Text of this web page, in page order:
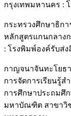
กรุงเทพมหานคร :
กระทรวงศึกษาธิกา
หลักสูตรแกนกลาง
: โรงพิมพ์องค์รับส่
กาญจนาจันทะโยธ
การจัดการเรียนรู้
การศึกษาประถมศึ
มหาบัณฑิต สาขาวิ